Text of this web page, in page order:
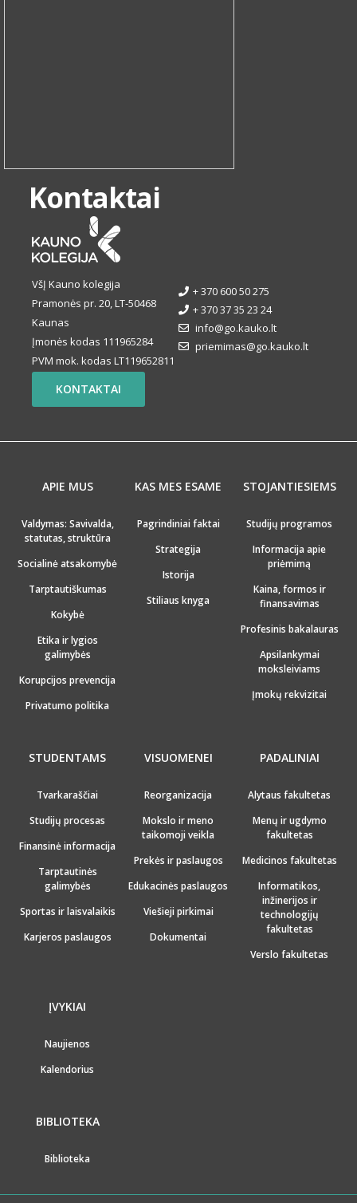
Kontaktai
VšĮ Kauno kolegija
Pramonės pr. 20, LT-50468
Kaunas
Įmonės kodas 111965284
PVM mok. kodas LT119652811
+ 370 600 50 275
+ 370 37 35 23 24
info@go.kauko.lt
priemimas@go.kauko.lt
KONTAKTAI
APIE MUS
Valdymas: Savivalda,
statutas, struktūra
Socialinė atsakomybė
Tarptautiškumas
Kokybė
Etika ir lygios
galimybės
Korupcijos prevencija
Privatumo politika
KAS MES ESAME
Pagrindiniai faktai
Strategija
Istorija
Stiliaus knyga
STOJANTIESIEMS
Studijų programos
Informacija apie
priėmimą
Kaina, formos ir
finansavimas
Profesinis bakalauras
Apsilankymai
moksleiviams
Įmokų rekvizitai
STUDENTAMS
Tvarkaraščiai
Studijų procesas
Finansinė informacija
Tarptautinės
galimybės
Sportas ir laisvalaikis
Karjeros paslaugos
VISUOMENEI
Reorganizacija
Mokslo ir meno
taikomoji veikla
Prekės ir paslaugos
Edukacinės paslaugos
Viešieji pirkimai
Dokumentai
PADALINIAI
Alytaus fakultetas
Menų ir ugdymo
fakultetas
Medicinos fakultetas
Informatikos,
inžinerijos ir
technologijų
fakultetas
Verslo fakultetas
ĮVYKIAI
Naujienos
Kalendorius
BIBLIOTEKA
Biblioteka